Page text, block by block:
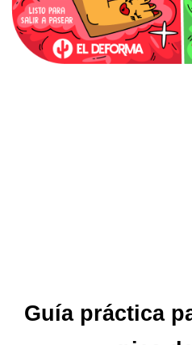
Guía práctica